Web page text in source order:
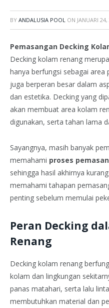
BY ANDALUSIA POOL ON JANUARI
Pemasangan Decking
Decking kolam renang
hanya berfungsi sebagai
juga berperan besar dalam
dan estetika. Decking yang
akan membuat area kolam
digunakan, serta tahan lama
Sayangnya, masih banyak
memahami proses
sehingga hasil akhirnya
memahami tahapan
penting sebelum memulai
Peran Decking
Renang
Decking kolam renang
kolam dan lingkungan
panas matahari, serta lalu
membutuhkan material dan